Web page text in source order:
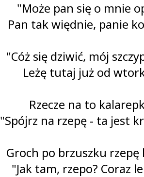
"Może pan się o mnie
Pan tak więdnie, panie
"Cóż się dziwić, mój
Leżę tutaj już od
Rzecze na to
"Spójrz na rzepę - ta jest
Groch po brzuszku rzepę
"Jak tam, rzepo? Coraz